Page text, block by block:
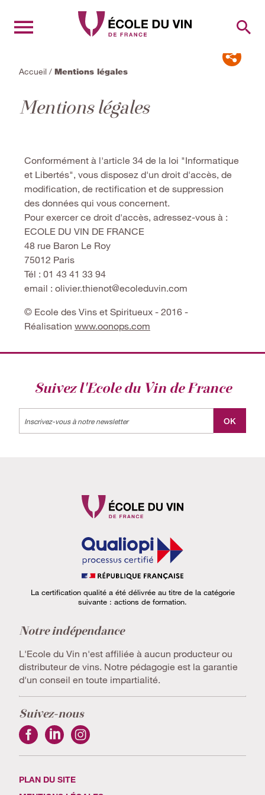
Accueil / Mentions légales
Mentions légales
Conformément à l'article 34 de la loi "Informatique
et Libertés", vous disposez d'un droit d'accès, de
modification, de rectification et de suppression
des données qui vous concernent.
Pour exercer ce droit d'accès, adressez-vous à :
ECOLE DU VIN DE FRANCE
48 rue Baron Le Roy
75012 Paris
Tél : 01 43 41 33 94
email : olivier.thienot@ecoleduvin.com
© Ecole des Vins et Spiritueux - 2016 -
Réalisation www.oonops.com
Suivez l'Ecole du Vin de France
OK
La certification qualité a été délivrée au titre de la catégorie
suivante : actions de formation.
Notre indépendance
L'Ecole du Vin n'est affiliée à aucun producteur ou
distributeur de vins. Notre pédagogie est la garantie
d'un conseil en toute impartialité.
Suivez-nous
PLAN DU SITE